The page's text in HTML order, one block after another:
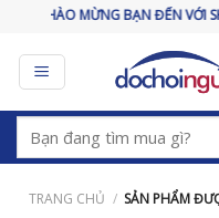
content
CHÀO MỪNG BẠN ĐẾN VỚI
Tìm
kiếm:
TRANG CHỦ / SẢN PHẨM